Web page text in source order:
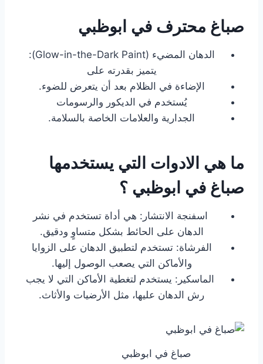
صباغ محترف في ابوظبي
الدهان المضيء (Glow-in-the-Dark Paint):
يتميز بقدرته على
الإضاءة في الظلام بعد أن يتعرض للضوء.
يُستخدم في الديكور والرسومات
الجدارية والعلامات الخاصة بالسلامة.
ما هي الادوات التي يستخدمها
صباغ في ابوظبي ؟
اسفنجة الانتشار: هي أداة تستخدم في نشر
الدهان على الحائط بشكل متساوٍ ودقيق.
الفرشاة: تستخدم لتطبيق الدهان على الزوايا
والأماكن التي يصعب الوصول إليها.
الماسكير: يستخدم لتغطية الأماكن التي لا يجب
رش الدهان عليها، مثل الأرضيات والأثاث.
صباغ في ابوظبي